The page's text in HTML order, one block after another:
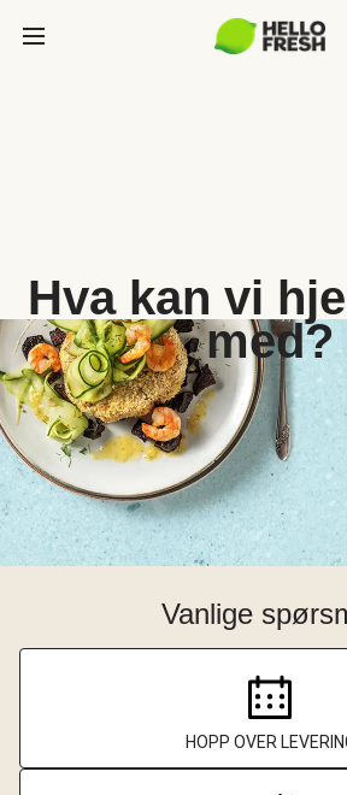
Hva kan vi
med?
Vanlige
HOPP OVER